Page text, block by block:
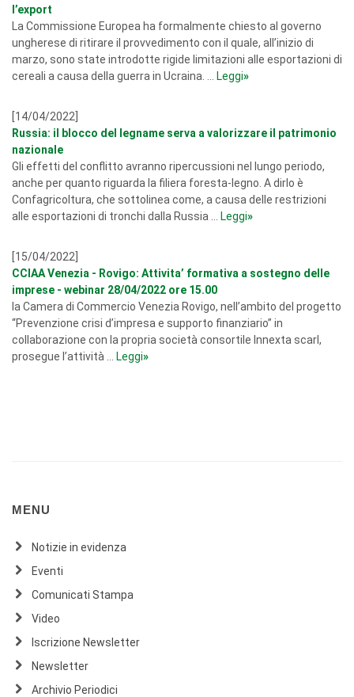
l’export
La Commissione Europea ha formalmente chiesto al governo
ungherese di ritirare il provvedimento con il quale, all’inizio di
marzo, sono state introdotte rigide limitazioni alle esportazioni di
cereali a causa della guerra in Ucraina. ...
Leggi»
[14/04/2022]
Russia: il blocco del legname serva a valorizzare il patrimonio
nazionale
Gli effetti del conflitto avranno ripercussioni nel lungo periodo,
anche per quanto riguarda la filiera foresta-legno. A dirlo è
Confagricoltura, che sottolinea come, a causa delle restrizioni
alle esportazioni di tronchi dalla Russia ...
Leggi»
[15/04/2022]
CCIAA Venezia - Rovigo: Attivita’ formativa a sostegno delle
imprese - webinar 28/04/2022 ore 15.00
la Camera di Commercio Venezia Rovigo, nell’ambito del progetto
“Prevenzione crisi d’impresa e supporto finanziario” in
collaborazione con la propria società consortile Innexta scarl,
prosegue l’attività ...
Leggi»
MENU
Notizie in evidenza
Eventi
Comunicati Stampa
Video
Iscrizione Newsletter
Newsletter
Archivio Periodici